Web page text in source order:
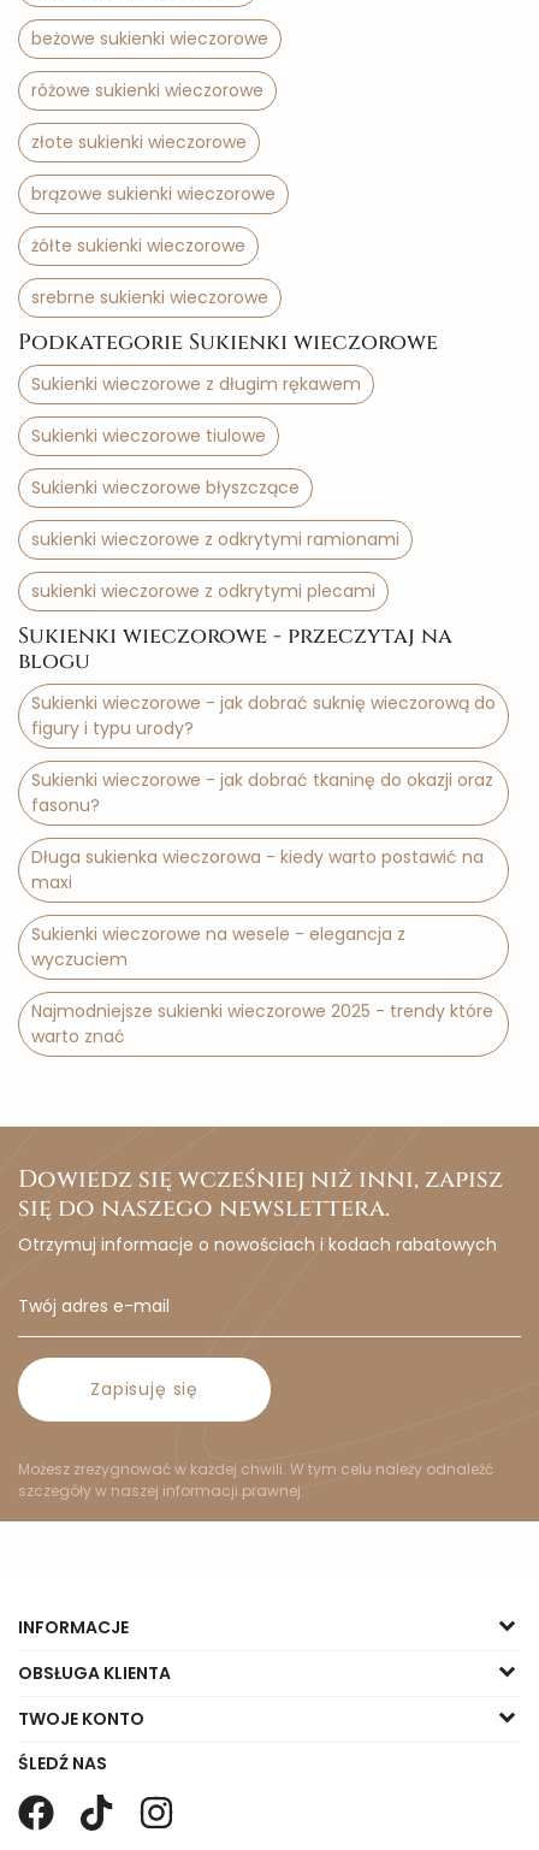
beżowe sukienki wieczorowe
różowe sukienki wieczorowe
złote sukienki wieczorowe
brązowe sukienki wieczorowe
żółte sukienki wieczorowe
srebrne sukienki wieczorowe
Podkategorie Sukienki wieczorowe
Sukienki wieczorowe z długim rękawem
Sukienki wieczorowe tiulowe
Sukienki wieczorowe błyszczące
sukienki wieczorowe z odkrytymi ramionami
sukienki wieczorowe z odkrytymi plecami
Sukienki wieczorowe - przeczytaj na
blogu
Sukienki wieczorowe - jak dobrać suknię wieczorową do
figury i typu urody?
Sukienki wieczorowe - jak dobrać tkaninę do okazji oraz
fasonu?
Długa sukienka wieczorowa - kiedy warto postawić na
maxi
Sukienki wieczorowe na wesele - elegancja z
wyczuciem
Najmodniejsze sukienki wieczorowe 2025 - trendy które
warto znać
Dowiedz się wcześniej niż inni, zapisz
się do naszego newslettera.
Otrzymuj informacje o nowościach i kodach rabatowych
Zapisuję się
Możesz zrezygnować w każdej chwili. W tym celu należy odnaleźć
szczegóły w naszej informacji prawnej.
INFORMACJE
OBSŁUGA KLIENTA
TWOJE KONTO
ŚLEDŹ NAS